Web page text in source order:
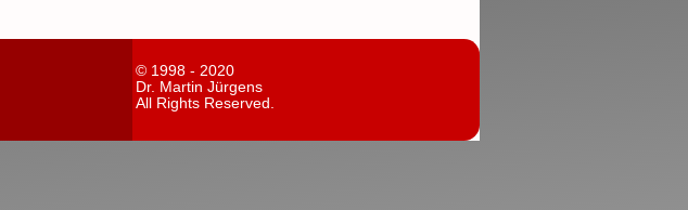
© 1998 - 2020
Dr. Martin Jürgens
All Rights Reserved.